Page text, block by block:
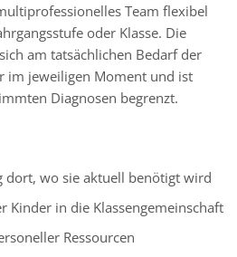
Team flexibel
oder Klasse. Die
am tatsächlichen Bedarf der
im jeweiligen Moment und ist
Diagnosen begrenzt.
dort, wo sie aktuell benötigt wird
Kinder in die Klassengemeinschaft
Ressourcen